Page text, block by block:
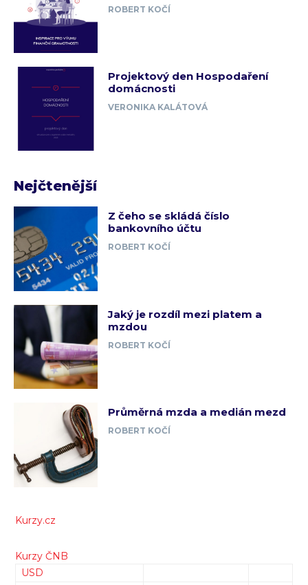
ROBERT KOČÍ
Projektový den Hospodaření
domácnosti
VERONIKA KALÁTOVÁ
Nejčtenější
Z čeho se skládá číslo
bankovního účtu
ROBERT KOČÍ
Jaký je rozdíl mezi platem a
mzdou
ROBERT KOČÍ
Průměrná mzda a medián mezd
ROBERT KOČÍ
Kurzy.cz
Kurzy ČNB
USD